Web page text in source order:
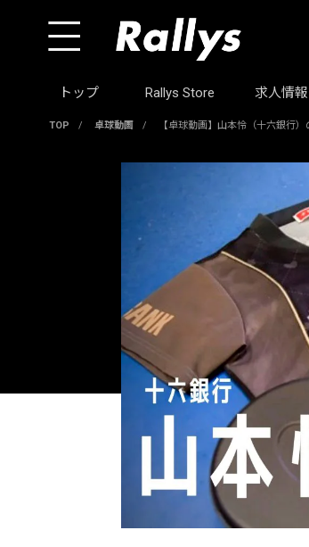
トップ Rallys Store 求人情報
TOP / 卓球動画 / 【卓球動画】山本怜（十六銀行